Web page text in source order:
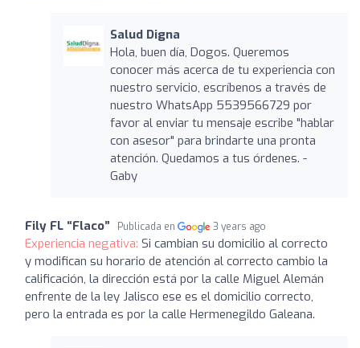
Salud Digna
Hola, buen día, Dogos. Queremos
conocer más acerca de tu experiencia con
nuestro servicio, escríbenos a través de
nuestro WhatsApp 5539566729 por
favor al enviar tu mensaje escribe "hablar
con asesor" para brindarte una pronta
atención. Quedamos a tus órdenes. -
Gaby
Fily FL “Flaco” Publicada en 3 years ago
Experiencia negativa: Si cambian su domicilio al correcto
y modifican su horario de atención al correcto cambio la
calificación, la dirección está por la calle Miguel Alemán
enfrente de la ley Jalisco ese es el domicilio correcto,
pero la entrada es por la calle Hermenegildo Galeana.